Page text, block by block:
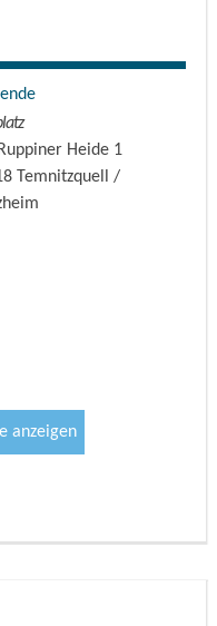
halten, und sind für
der Tour.
und
Ruppiner Heide
Wandertouren (u. a.
über
Heide 1
Temnitzquell /
anzeigen